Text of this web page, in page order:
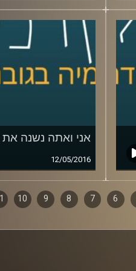
אני ואתה נשנה
12/05/2016
6
7
8
9
10